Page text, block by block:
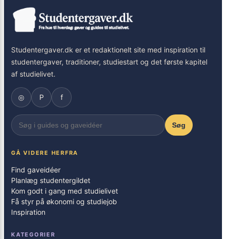
Studentergaver.dk er et redaktionelt site med inspiration til
studentergaver, traditioner, studiestart og det første kapitel
af studielivet.
◎ P f
Søg
GÅ VIDERE HERFRA
Find gaveidéer
Planlæg studentergildet
Kom godt i gang med studielivet
Få styr på økonomi og studiejob
Inspiration
KATEGORIER